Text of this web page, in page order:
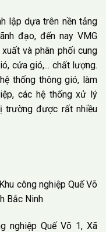
lập dựa trên nền tảng
đạo, đến nay VMG
và phân phối cung
cửa gió,... chất lượng.
thống thông gió, làm
các hệ thống xử lý
trường được rất nhiều
công nghiệp Quế Võ
Bắc Ninh
nghiệp Quế Võ 1, Xã